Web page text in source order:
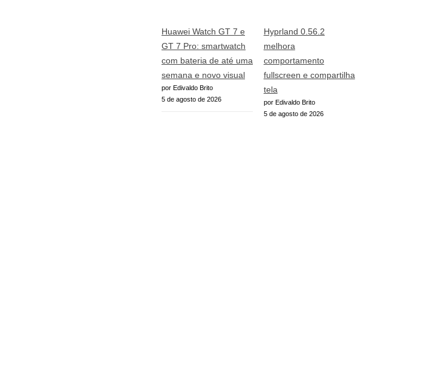
Huawei Watch GT 7 e
GT 7 Pro: smartwatch
com bateria de até uma
semana e novo visual
por Edivaldo Brito
5 de agosto de 2026
Hyprland 0.56.2
melhora
comportamento
fullscreen e compartilha
tela
por Edivaldo Brito
5 de agosto de 2026